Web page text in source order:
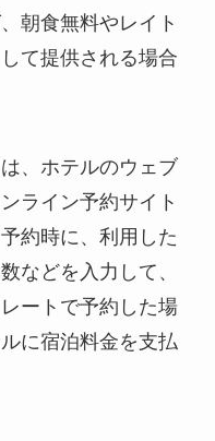
朝食無料やレイト
て提供される場合
、ホテルのウェブ
ライン予約サイト
約時に、利用した
などを入力して、
ートで予約した場
に宿泊料金を支払